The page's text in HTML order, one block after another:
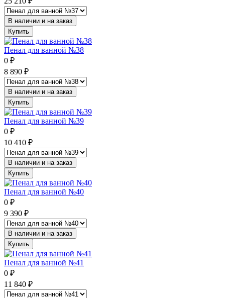
В наличии и на заказ
Купить
Пенал для ванной №38
0 ₽
8 890 ₽
В наличии и на заказ
Купить
Пенал для ванной №39
0 ₽
10 410 ₽
В наличии и на заказ
Купить
Пенал для ванной №40
0 ₽
9 390 ₽
В наличии и на заказ
Купить
Пенал для ванной №41
0 ₽
11 840 ₽